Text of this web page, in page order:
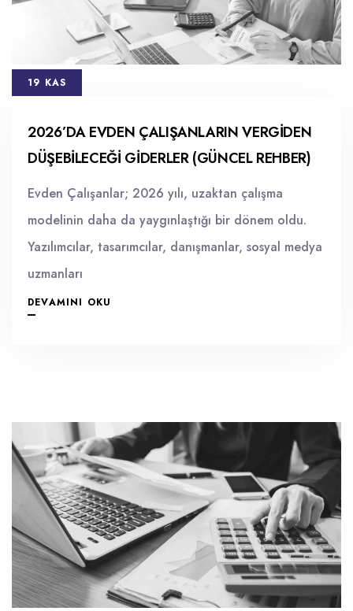
2026’DA EVDEN ÇALIŞANLARIN VERGIDEN
DÜŞEBILECEĞI GIDERLER (GÜNCEL REHBER)
Evden Çalışanlar; 2026 yılı, uzaktan çalışma
modelinin daha da yaygınlaştığı bir dönem oldu.
Yazılımcılar, tasarımcılar, danışmanlar, sosyal medya
uzmanları
DEVAMINI OKU
19 KAS